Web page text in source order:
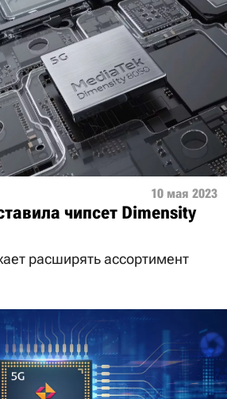
10 мая 2023
чипсет Dimensity
расширять ассортимент